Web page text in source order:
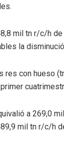
mil tn r/c/h de
la
res con hueso
a 269,0
mil tn r/c/h